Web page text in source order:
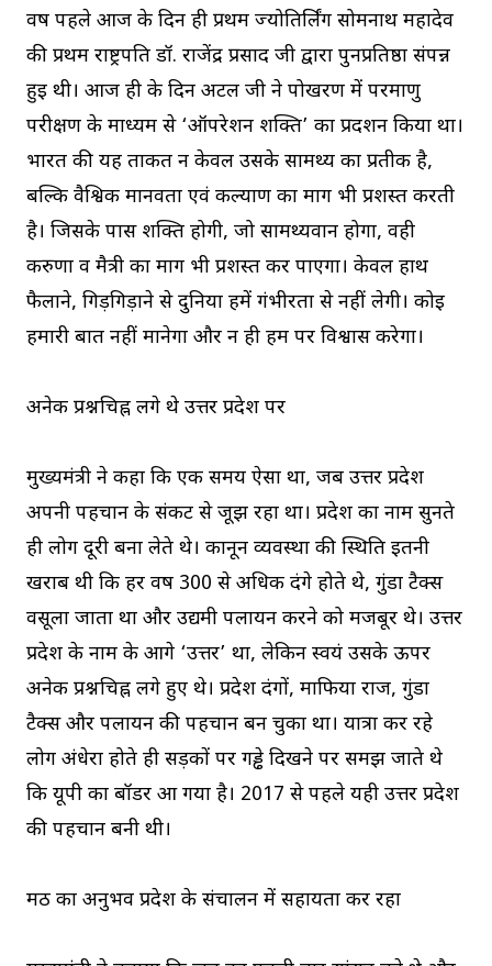
वर्ष पहले आज के दिन ही प्रथम ज्योतिर्लिंग सोमनाथ महादेव
की प्रथम राष्ट्रपति डॉ. राजेंद्र प्रसाद जी द्वारा पुनर्प्रतिष्ठा संपन्न
हुई थी। आज ही के दिन अटल जी ने पोखरण में परमाणु
परीक्षण के माध्यम से ‘ऑपरेशन शक्ति’ का प्रदर्शन किया था।
भारत की यह ताकत न केवल उसके सामर्थ्य का प्रतीक है,
बल्कि वैश्विक मानवता एवं कल्याण का मार्ग भी प्रशस्त करती
है। जिसके पास शक्ति होगी, जो सामर्थ्यवान होगा, वही
करुणा व मैत्री का मार्ग भी प्रशस्त कर पाएगा। केवल हाथ
फैलाने, गिड़गिड़ाने से दुनिया हमें गंभीरता से नहीं लेगी। कोई
हमारी बात नहीं मानेगा और न ही हम पर विश्वास करेगा।
अनेक प्रश्नचिह्न लगे थे उत्तर प्रदेश पर
मुख्यमंत्री ने कहा कि एक समय ऐसा था, जब उत्तर प्रदेश
अपनी पहचान के संकट से जूझ रहा था। प्रदेश का नाम सुनते
ही लोग दूरी बना लेते थे। कानून व्यवस्था की स्थिति इतनी
खराब थी कि हर वर्ष 300 से अधिक दंगे होते थे, गुंडा टैक्स
वसूला जाता था और उद्यमी पलायन करने को मजबूर थे। उत्तर
प्रदेश के नाम के आगे ‘उत्तर’ था, लेकिन स्वयं उसके ऊपर
अनेक प्रश्नचिह्न लगे हुए थे। प्रदेश दंगों, माफिया राज, गुंडा
टैक्स और पलायन की पहचान बन चुका था। यात्रा कर रहे
लोग अंधेरा होते ही सड़कों पर गड्ढे दिखने पर समझ जाते थे
कि यूपी का बॉर्डर आ गया है। 2017 से पहले यही उत्तर प्रदेश
की पहचान बनी थी।
मठ का अनुभव प्रदेश के संचालन में सहायता कर रहा